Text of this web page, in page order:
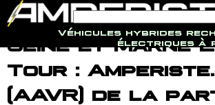
Jump to navigation
Véhicules hybrides
électriques à
o
r
m
a
i
r
e
c
h
r
c
h
e
Seine et Marne
Tour :
(AAVR) de la